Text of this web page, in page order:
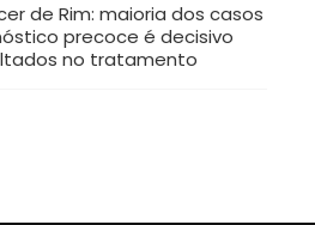
de Rim: maioria dos casos
precoce é decisivo
no tratamento